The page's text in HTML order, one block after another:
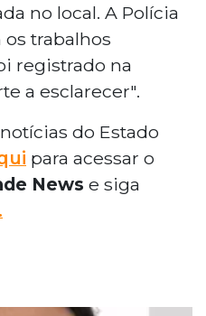
no local. A Polícia
trabalhos
registrado na
a esclarecer".
do Estado
para acessar o
News e siga